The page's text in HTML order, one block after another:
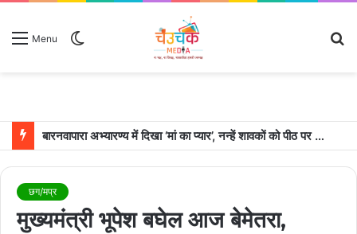
Menu
बारनवापारा अभ्यारण्य में दिखा ‘मां का प्यार’, नन्हें शावकों को पीठ पर बैठाकर घूमती दिखी मादा भालू
छग/मप्र
मुख्यमंत्री भूपेश बघेल आज बेमेतरा,